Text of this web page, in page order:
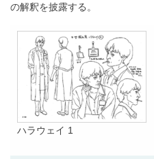
の解釈を披露する。
ハラウェイ 1